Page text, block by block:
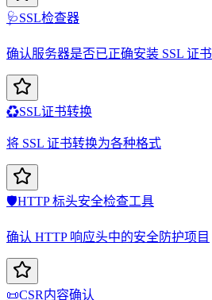
🩺SSL检查器
确认服务器是否已正确安装 SSL 证书
♻️SSL证书转换
将 SSL 证书转换为各种格式
🛡️HTTP 标头安全检查工具
确认 HTTP 响应头中的安全防护项目
📜CSR内容确认